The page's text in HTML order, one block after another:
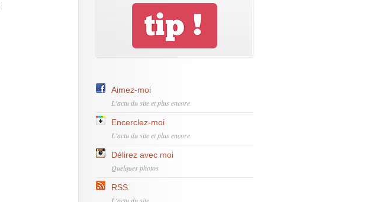
Aimez-moi
L'actu du site et plus encore
Encerclez-moi
L'actu du site et plus encore
Délirez avec moi
Quelques photos
RSS